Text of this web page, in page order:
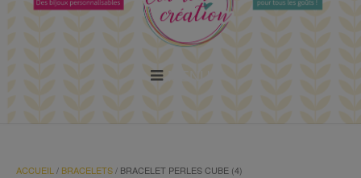
ACCUEIL / BRACELETS/ BRACELET PERLES CUBE (4)